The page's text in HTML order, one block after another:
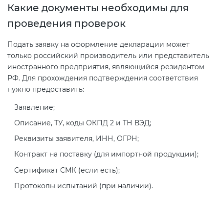
Какие документы необходимы для
проведения проверок
Подать заявку на оформление декларации может
только российский производитель или представитель
иностранного предприятия, являющийся резидентом
РФ. Для прохождения подтверждения соответствия
нужно предоставить:
Заявление;
Описание, ТУ, коды ОКПД 2 и ТН ВЭД;
Реквизиты заявителя, ИНН, ОГРН;
Контракт на поставку (для импортной продукции);
Сертификат СМК (если есть);
Протоколы испытаний (при наличии).